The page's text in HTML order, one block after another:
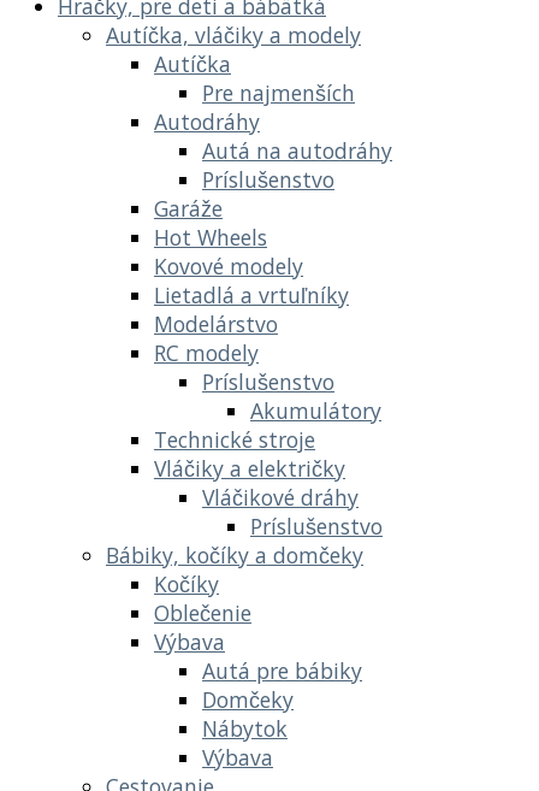
Autíčka, vláčiky a modely
Autíčka
Pre najmenších
Autodráhy
Autá na autodráhy
Príslušenstvo
Garáže
Hot Wheels
Kovové modely
Lietadlá a vrtuľníky
Modelárstvo
RC modely
Príslušenstvo
Akumulátory
Technické stroje
Vláčiky a električky
Vláčikové dráhy
Príslušenstvo
Bábiky, kočíky a domčeky
Kočíky
Oblečenie
Výbava
Autá pre bábiky
Domčeky
Nábytok
Výbava